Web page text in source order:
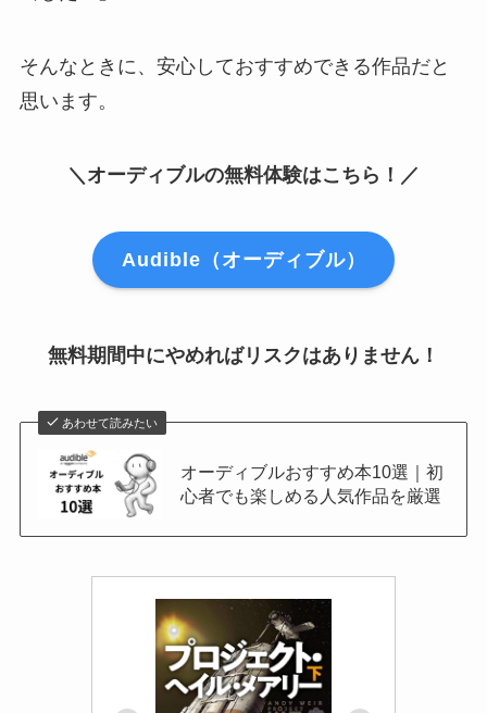
そんなときに、安心しておすすめできる作品だと
思います。
＼オーディブルの無料体験はこちら！／
Audible（オーディブル）
無料期間中にやめればリスクはありません！
あわせて読みたい
オーディブルおすすめ本10選｜初
心者でも楽しめる人気作品を厳選